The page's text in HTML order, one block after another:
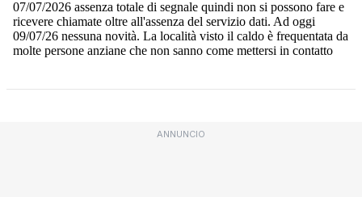
ANNUNCIO